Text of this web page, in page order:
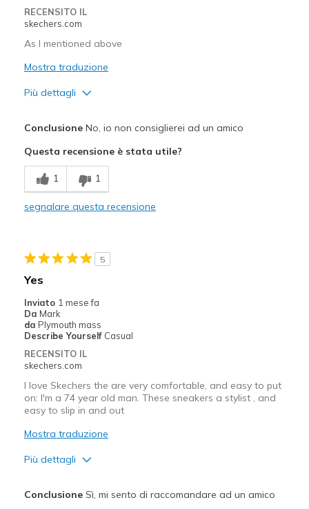
Width
Sizing
View On Shoes
Shoes are for Wearing
RECENSITO IL
skechers.com
As I mentioned above
Mostra traduzione
Più dettagli
Difetti
Ok
Feels too wide
Sizing
View On Shoes
ConclusioneNo, io non consiglierei ad un amico
Questa recensione è stata utile?
1 1
segnalare questa recensione
5
Yes
Inviato 1 mese fa
Da Mark
da Plymouth mass
Describe Yourself Casual
RECENSITO IL
skechers.com
I love Skechers the are very comfortable, and easy to put
on: I'm a 74 year old man. These sneakers a stylist , and
easy to slip in and out
Mostra traduzione
Più dettagli
ConclusioneSì, mi sento di raccomandare ad un amico